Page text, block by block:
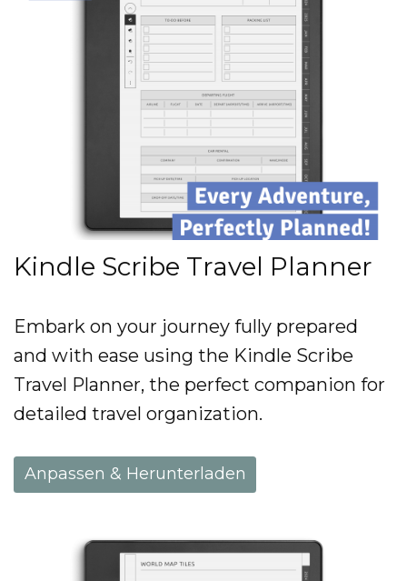
Kindle Scribe Travel Planner
Embark on your journey fully prepared
and with ease using the Kindle Scribe
Travel Planner, the perfect companion for
detailed travel organization.
Anpassen & Herunterladen